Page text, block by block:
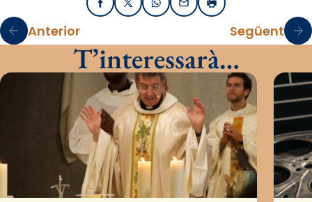
FacebookX / TwitterWhatsApp
EmailImprimir
Anterior Següent
T’interessarà…